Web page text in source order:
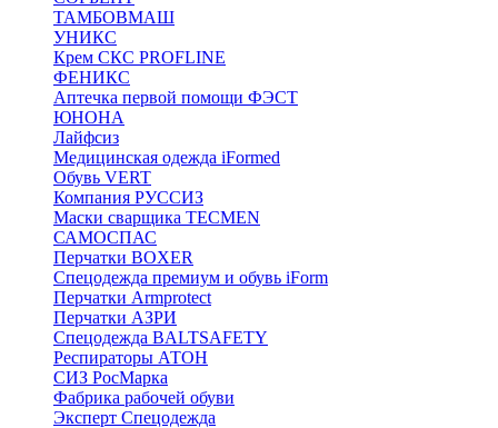
ТАМБОВМАШ
УНИКС
Крем СКС PROFLINE
ФЕНИКС
Аптечка первой помощи ФЭСТ
ЮНОНА
Лайфсиз
Медицинская одежда iFormed
Обувь VERT
Компания РУССИЗ
Маски сварщика TECMEN
САМОСПАС
Перчатки BOXER
Спецодежда премиум и обувь iForm
Перчатки Armprotect
Перчатки АЗРИ
Спецодежда BALTSAFETY
Респираторы АТОН
СИЗ РосМарка
Фабрика рабочей обуви
Эксперт Спецодежда